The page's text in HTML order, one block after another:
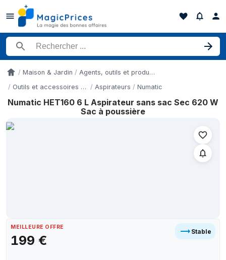
Rechercher un produit
AccueilMaison & Jardin
Agents, outils et produits nettoyants
Outils et accessoires de nettoyage
Aspirateurs Numatic
Numatic HET160 6 L Aspirateur sans sac Sec 620 W
Sac à poussière
MEILLEURE OFFRE
199 €
Stable
Historique des prix de Numatic HET160 6 L Aspirateur sans
Date
7 mai 2026
1 juillet 2026
8 juillet 2026